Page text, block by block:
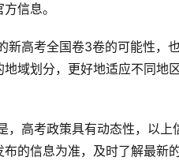
信息。
地域划分，更好地适应不同地
布的信息为准，及时了解最新